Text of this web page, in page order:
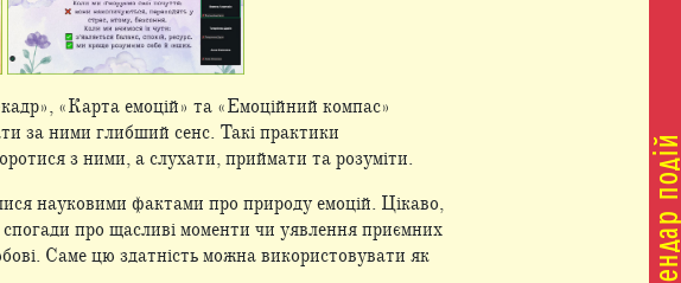
«Карта емоцій» та «Емоційний компас»
за ними глибший сенс. Такі практики
з ними, а слухати, приймати та розуміти.
науковими фактами про природу емоцій. Цікаво,
про щасливі моменти чи уявлення приємних
Саме цю здатність можна використовувати як